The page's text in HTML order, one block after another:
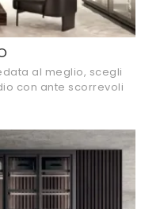
al meglio, scegli
con ante scorrevoli